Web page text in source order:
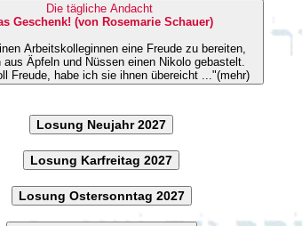
Die tägliche Andacht
Geschenk! (von Rosemarie Schauer)
Arbeitskolleginnen eine Freude zu bereiten,
aus Äpfeln und Nüssen einen Nikolo gebastelt.
Freude, habe ich sie ihnen übereicht ..."(mehr)
Losung Neujahr 2027
Losung Karfreitag 2027
Losung Ostersonntag 2027